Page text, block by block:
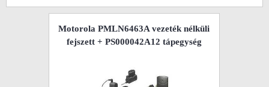
Motorola PMLN6463A vezeték nélküli
fejszett + PS000042A12 tápegység